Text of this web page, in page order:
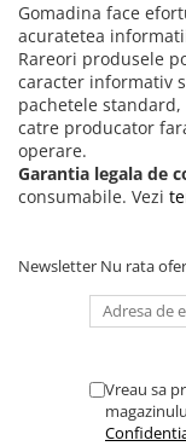
Gomadina face
acuratetea
Rareori produsele
caracter informativ
pachetele
catre producator
operare.
Garantia legala de
consumabile. Vezi
Newsletter Nu rata
Vreau sa